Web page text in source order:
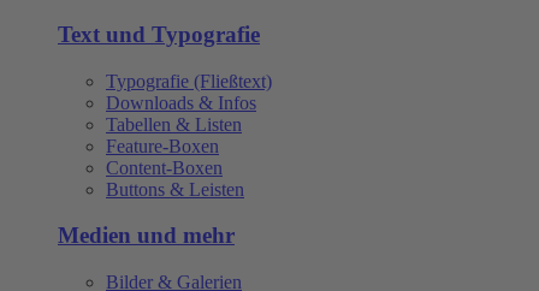
Text und Typografie
Typografie (Fließtext)
Downloads & Infos
Tabellen & Listen
Feature-Boxen
Content-Boxen
Buttons & Leisten
Medien und mehr
Bilder & Galerien